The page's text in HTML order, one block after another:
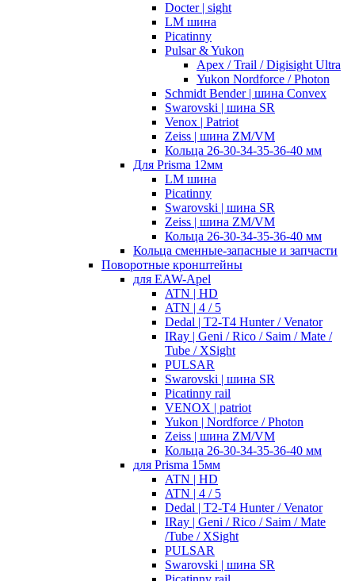
Docter | sight
LM шина
Picatinny
Pulsar & Yukon
Apex / Trail / Digisight Ultra
Yukon Nordforce / Photon
Schmidt Bender | шина Convex
Swarovski | шина SR
Venox | Patriot
Zeiss | шина ZM/VM
Кольца 26-30-34-35-36-40 мм
Для Prisma 12мм
LM шина
Picatinny
Swarovski | шина SR
Zeiss | шина ZM/VM
Кольца 26-30-34-35-36-40 мм
Кольца сменные-запасные и запчасти
Поворотные кронштейны
для EAW-Apel
ATN | HD
ATN | 4 / 5
Dedal | T2-T4 Hunter / Venator
IRay | Geni / Rico / Saim / Mate /
Tube / XSight
PULSAR
Swarovski | шина SR
Picatinny rail
VENOX | patriot
Yukon | Nordforce / Photon
Zeiss | шина ZM/VM
Кольца 26-30-34-35-36-40 мм
для Prisma 15мм
ATN | HD
ATN | 4 / 5
Dedal | T2-T4 Hunter / Venator
IRay | Geni / Rico / Saim / Mate
/Tube / XSight
PULSAR
Swarovski | шина SR